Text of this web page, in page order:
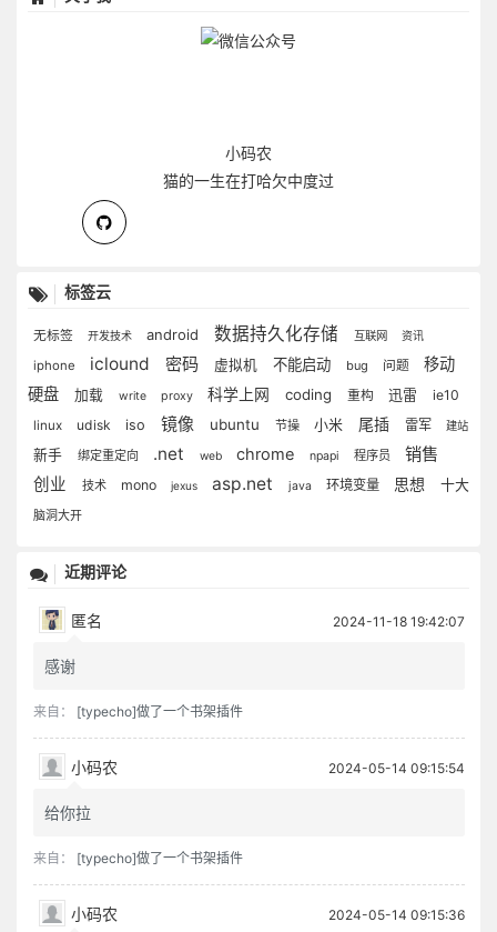
小码农
猫的一生在打哈欠中度过
标签云
无标签 开发技术 android 数据持久化存储 互联网 资讯
iphone iclound 密码 虚拟机 不能启动 bug 问题
移动
硬盘
加载 write proxy 科学上网 coding 重构 迅雷 ie10
linux udisk iso 镜像 ubuntu 节操 小米 尾插 雷军 建站
新手 绑定重定向 .net web chrome npapi 程序员 销售
创业 技术 mono jexus asp.net java 环境变量 思想 十大
脑洞大开
近期评论
匿名 2024-11-18 19:42:07
感谢
来自： [typecho]做了一个书架插件
小码农 2024-05-14 09:15:54
给你拉
来自： [typecho]做了一个书架插件
小码农 2024-05-14 09:15:36